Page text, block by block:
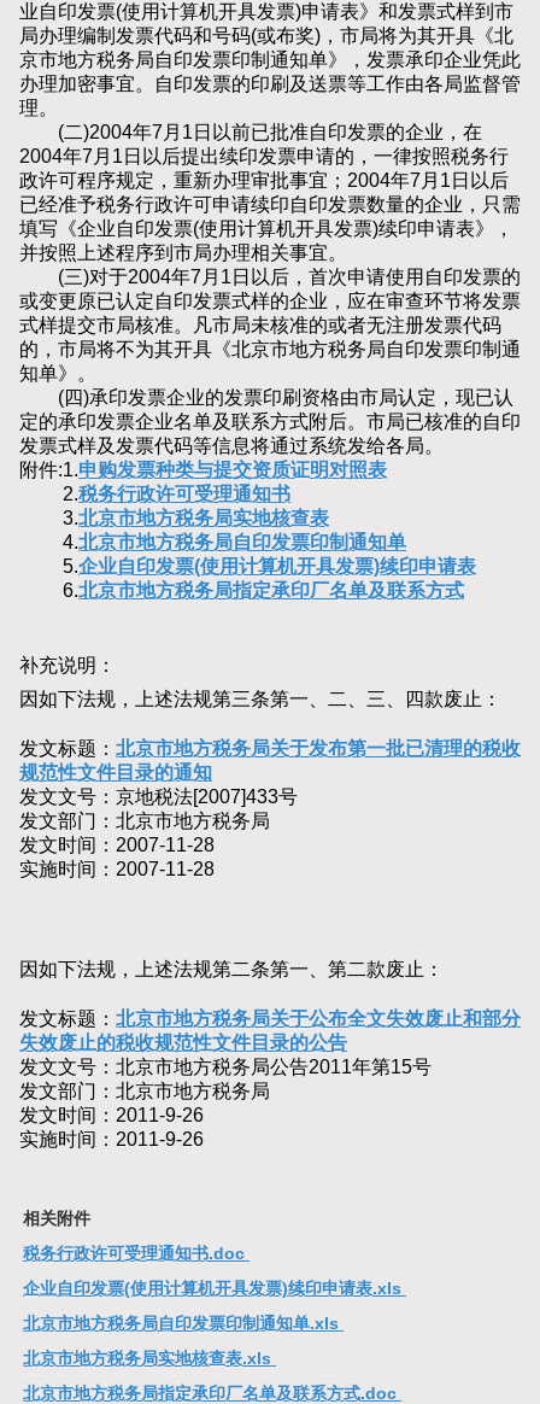
业自印发票(使用计算机开具发票)申请表》和发票式样到市
局办理编制发票代码和号码(或布奖)，市局将为其开具《北
京市地方税务局自印发票印制通知单》，发票承印企业凭此
办理加密事宜。自印发票的印刷及送票等工作由各局监督管
理。
(二)2004年7月1日以前已批准自印发票的企业，在
2004年7月1日以后提出续印发票申请的，一律按照税务行
政许可程序规定，重新办理审批事宜；2004年7月1日以后
已经准予税务行政许可申请续印自印发票数量的企业，只需
填写《企业自印发票(使用计算机开具发票)续印申请表》，
并按照上述程序到市局办理相关事宜。
(三)对于2004年7月1日以后，首次申请使用自印发票的
或变更原已认定自印发票式样的企业，应在审查环节将发票
式样提交市局核准。凡市局未核准的或者无注册发票代码
的，市局将不为其开具《北京市地方税务局自印发票印制通
知单》。
(四)承印发票企业的发票印刷资格由市局认定，现已认
定的承印发票企业名单及联系方式附后。市局已核准的自印
发票式样及发票代码等信息将通过系统发给各局。
附件:1.申购发票种类与提交资质证明对照表
2.税务行政许可受理通知书
3.北京市地方税务局实地核查表
4.北京市地方税务局自印发票印制通知单
5.企业自印发票(使用计算机开具发票)续印申请表
6.北京市地方税务局指定承印厂名单及联系方式
补充说明：
因如下法规，上述法规第三条第一、二、三、四款废止：
发文标题： 北京市地方税务局关于发布第一批已清理的税收
规范性文件目录的通知
发文文号：京地税法[2007]433号
发文部门：北京市地方税务局
发文时间：2007-11-28
实施时间：2007-11-28
因如下法规，上述法规第二条第一、第二款废止：
发文标题： 北京市地方税务局关于公布全文失效废止和部分
失效废止的税收规范性文件目录的公告
发文文号：北京市地方税务局公告2011年第15号
发文部门：北京市地方税务局
发文时间：2011-9-26
实施时间：2011-9-26
相关附件
税务行政许可受理通知书.doc
企业自印发票(使用计算机开具发票)续印申请表.xls
北京市地方税务局自印发票印制通知单.xls
北京市地方税务局实地核查表.xls
北京市地方税务局指定承印厂名单及联系方式.doc